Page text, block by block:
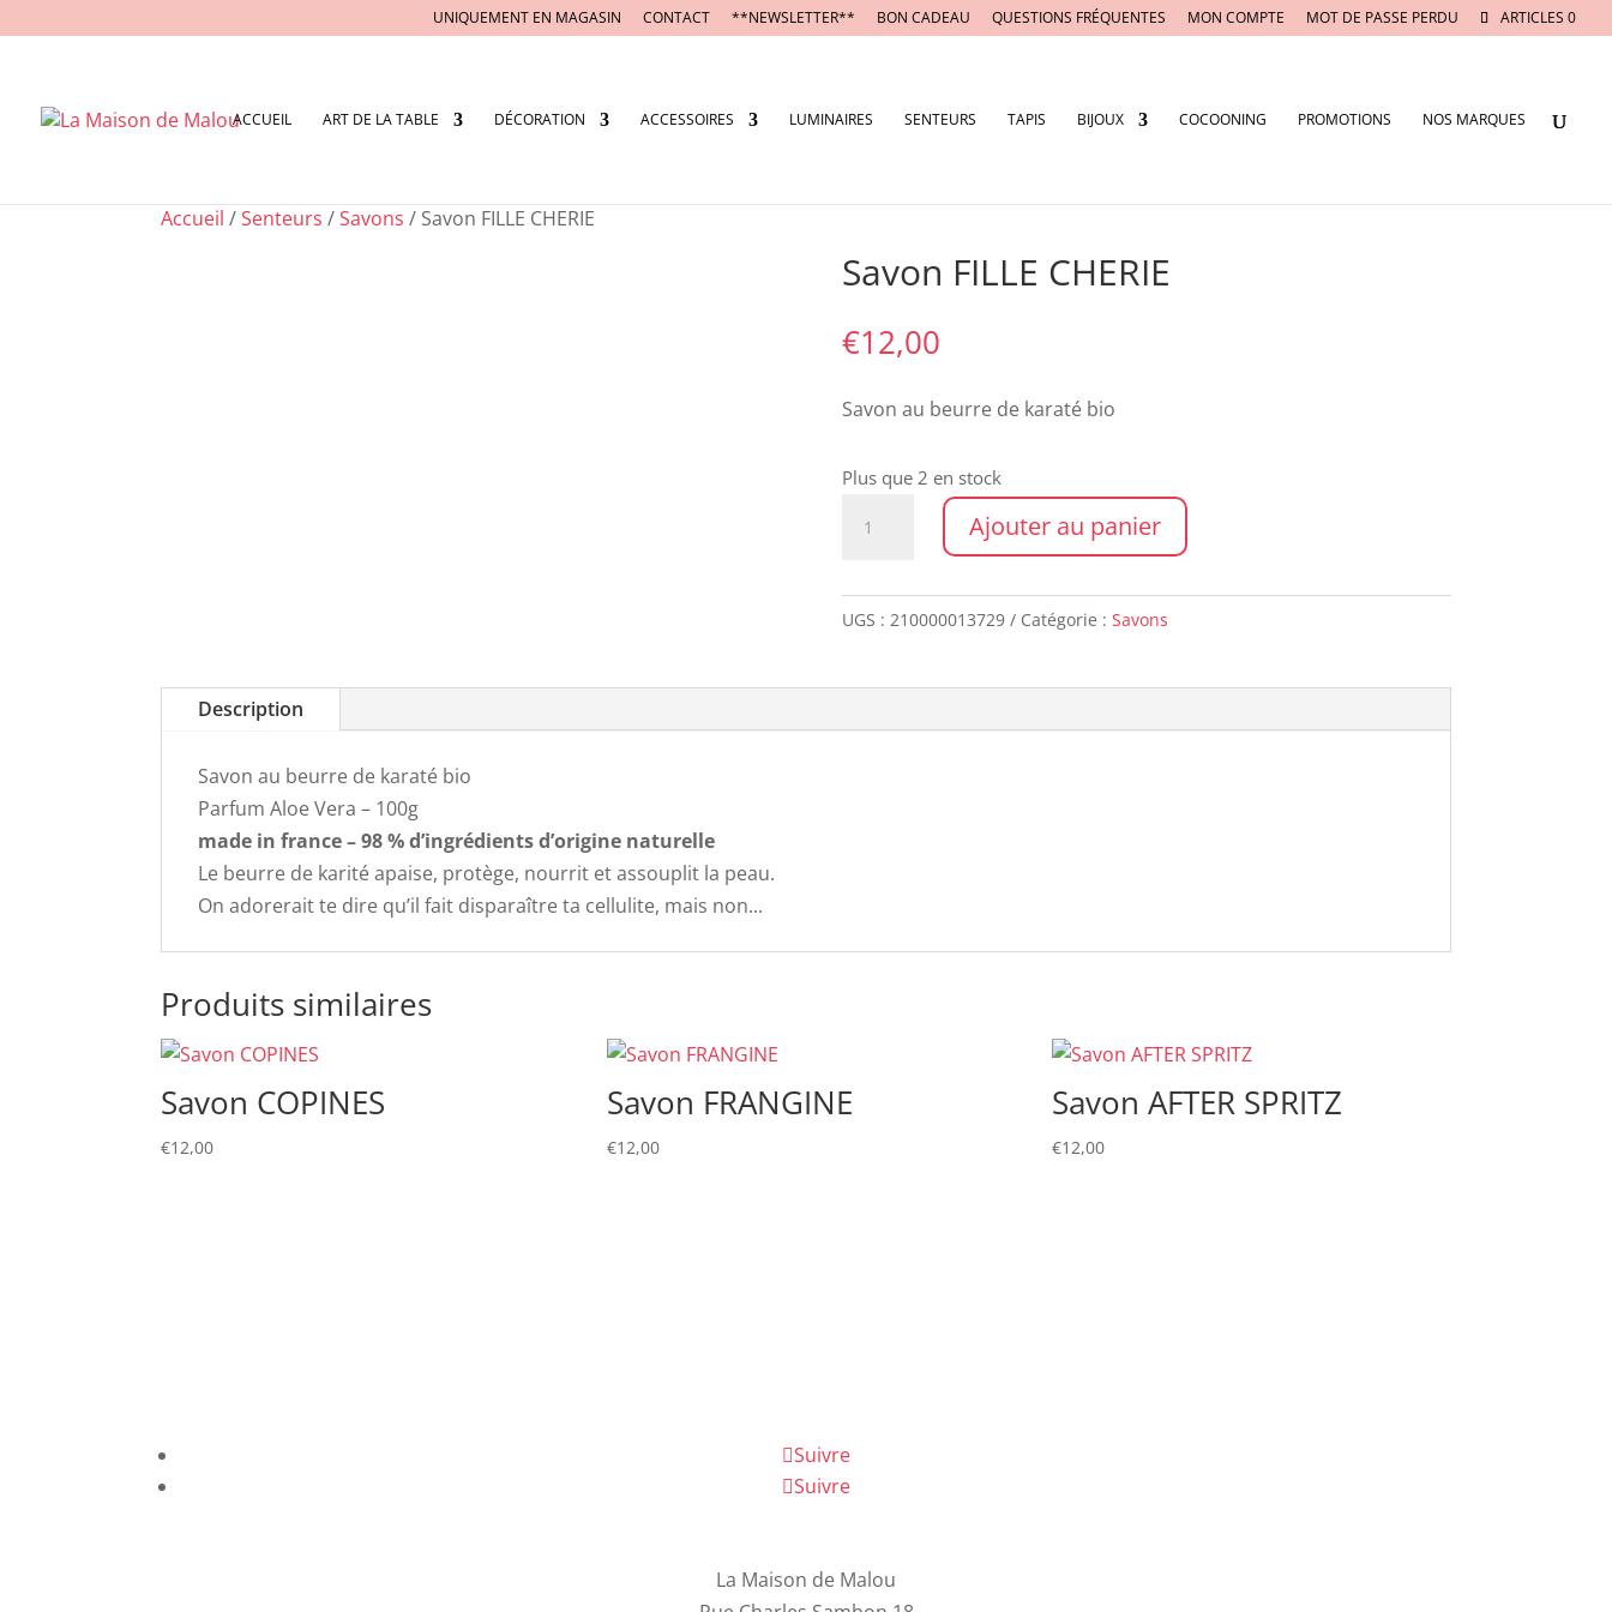
UNIQUEMENT EN MAGASIN CONTACT **NEWSLETTER** BON CADEAU QUESTIONS FRÉQUENTES MON COMPTE MOT DE PASSE PERDU ARTICLES 0
ACCUEIL ART DE LA TABLE DÉCORATION ACCESSOIRES LUMINAIRES SENTEURS TAPIS BIJOUX COCOONING PROMOTIONS NOS MARQUES
Accueil /Senteurs /Savons / Savon FILLE CHERIE
Savon FILLE CHERIE
€12,00
Savon au beurre de karaté bio
Plus que 2 en stock
FILLE
Ajouter au panier
UGS : 210000013729 Catégorie : Savons
Description
Savon au beurre de karaté bio
Parfum Aloe Vera – 100g
made in france – 98 % d’ingrédients d’origine naturelle
Le beurre de karité apaise, protège, nourrit et assouplit la peau.
On adorerait te dire qu’il fait disparaître ta cellulite, mais non...
Produits similaires
Savon COPINES
€12,00
Savon FRANGINE
€12,00
Savon AFTER SPRITZ
€12,00
Suivre
Suivre
La Maison de Malou